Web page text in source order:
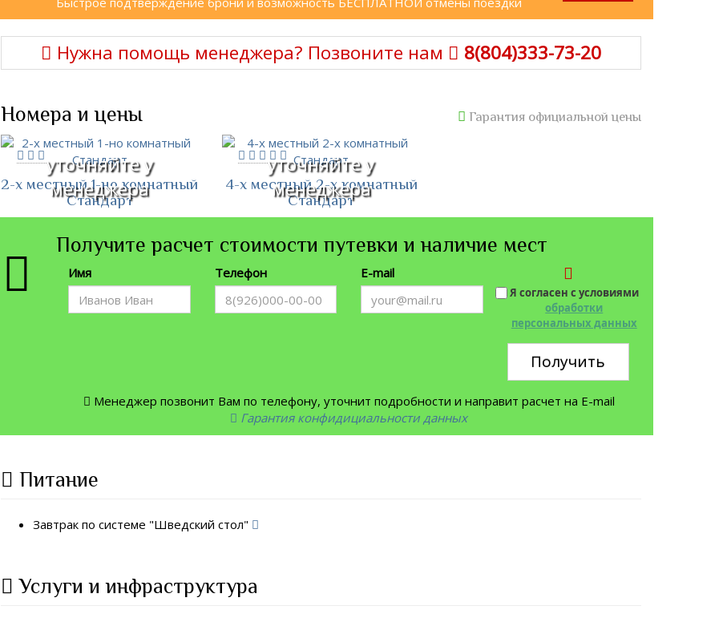
Нужна помощь менеджера? Позвоните нам 8(804)333-73-20
Номера и цены Гарантия официальной цены
уточняйте у
менеджера
2-х местный 1-но комнатный
Стандарт
уточняйте у
менеджера
4-х местный 2-х комнатный
Стандарт
Получите расчет стоимости путевки и наличие мест
Имя Телефон E-mail
Я согласен с условиями
обработки
персональных данных
Получить
Менеджер позвонит Вам по телефону, уточнит подробности и направит расчет на E-mail
Гарантия конфидициальности данных
Питание
Завтрак по системе "Шведский стол"
Услуги и инфраструктура